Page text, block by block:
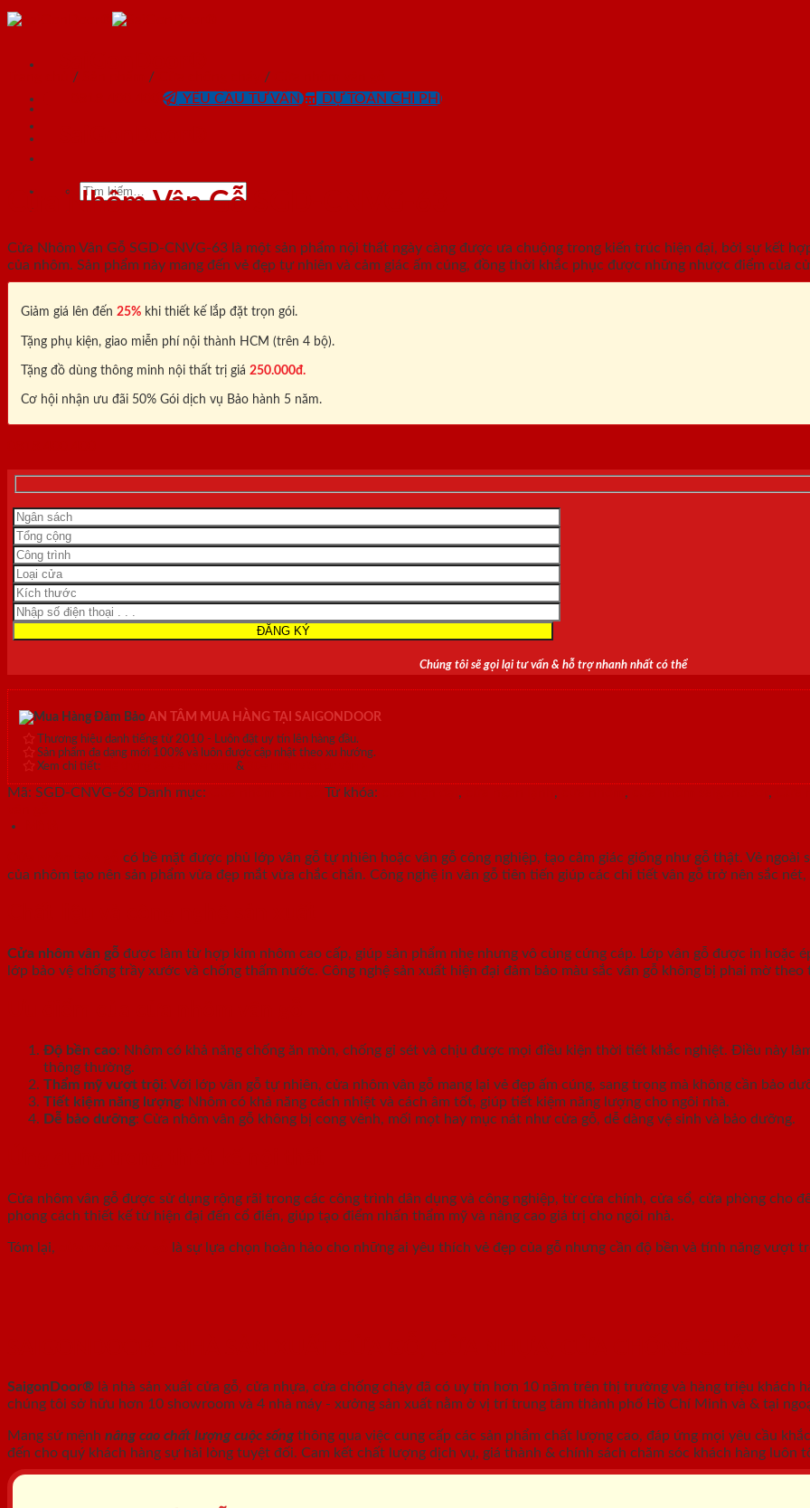
Skip
YÊU CẦU TƯ VẤN DỰ TOÁN CHI PHÍ
Tìm
/ / /
Cửa Nhôm Vân Gỗ SGD-CNVG-63
Cửa Nhôm Vân Gỗ SGD-CNVG-63 là một sản phẩm nội thất ngày càng được ưa chuộng trong kiến trúc hiện đại, bởi sự kết
của nhôm. Sản phẩm này mang đến vẻ đẹp tự nhiên và cảm giác ấm cúng, đồng thời khắc phục được những nhược điểm của
Giảm giá lên đến 25% khi thiết kế lắp đặt trọn gói.
Tặng phụ kiện, giao miễn phí nội thành HCM (trên 4 bộ).
Tặng đồ dùng thông minh nội thất trị giá 250.000đ.
Cơ hội nhận ưu đãi 50% Gói dịch vụ Bảo hành 5 năm.
Chúng tôi sẽ gọi lại tư vấn & hỗ trợ nhanh nhất có thể
AN TÂM MUA HÀNG TẠI SAIGONDOOR
Thương hiệu danh tiếng từ 2010 - Luôn đặt uy tín lên hàng đầu.
Sản phẩm đa dạng mới 100% và luôn được cập nhật theo xu hướng.
Xem chi tiết:
&
Mã: SGD-CNVG-63 Danh mục: Từ khóa: , , , ,
có bề mặt được phủ lớp vân gỗ tự nhiên hoặc vân gỗ công nghiệp, tạo cảm giác giống như gỗ thật. Vẻ
của nhôm tạo nên sản phẩm vừa đẹp mắt vừa chắc chắn. Công nghệ in vân gỗ tiên tiến giúp các chi tiết vân gỗ trở nên sắc
Cửa nhôm vân gỗ được làm từ hợp kim nhôm cao cấp, giúp sản phẩm nhẹ nhưng vô cùng cứng cáp. Lớp vân gỗ được in hoặc
lớp bảo vệ chống trầy xước và chống thấm nước. Công nghệ sản xuất hiện đại đảm bảo màu sắc vân gỗ không bị phai mờ
Độ bền cao: Nhôm có khả năng chống ăn mòn, chống gỉ sét và chịu được mọi điều kiện thời tiết khắc nghiệt. Điều này
thông thường.
Thẩm mỹ vượt trội: Với lớp vân gỗ tự nhiên, cửa nhôm vân gỗ mang lại vẻ đẹp ấm cúng, sang trọng mà không cần bảo
Tiết kiệm năng lượng: Nhôm có khả năng cách nhiệt và cách âm tốt, giúp tiết kiệm năng lượng cho ngôi nhà.
Dễ bảo dưỡng: Cửa nhôm vân gỗ không bị cong vênh, mối mọt hay mục nát như cửa gỗ, dễ dàng vệ sinh và bảo dưỡng.
Cửa nhôm vân gỗ được sử dụng rộng rãi trong các công trình dân dụng và công nghiệp, từ cửa chính, cửa sổ, cửa phòng cho
phong cách thiết kế từ hiện đại đến cổ điển, giúp tạo điểm nhấn thẩm mỹ và nâng cao giá trị cho ngôi nhà.
Tóm lại, là sự lựa chọn hoàn hảo cho những ai yêu thích vẻ đẹp của gỗ nhưng cần độ bền và tính năng vượt
SaigonDoor® là nhà sản xuất cửa gỗ, cửa nhựa, cửa chống cháy đã có uy tín hơn 10 năm trên thị trường và hàng triệu khách
chúng tôi sở hữu hơn 10 showroom và 4 nhà máy - xưởng sản xuất nằm ở vị trí trung tâm thành phố Hồ Chí Minh và & tại
Mang sứ mệnh nâng cao chất lượng cuộc sống thông qua việc cung cấp các sản phẩm chất lượng cao, đáp ứng mọi yêu cầu
đến cho quý khách hàng sự hài lòng tuyệt đối. Cam kết chất lượng dịch vụ, giá thành & chính sách chăm sóc khách hàng luôn